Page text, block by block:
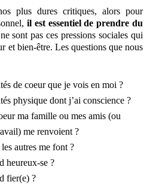
plus dures critiques, alors pour
il est essentiel de prendre du
sont pas ces pressions sociales qui
et bien-être. Les questions que nous
de coeur que je vois en moi ?
physique dont j’ai conscience ?
ma famille ou mes amis (ou
me renvoient ?
autres me font ?
heureux-se ?
fier(e) ?